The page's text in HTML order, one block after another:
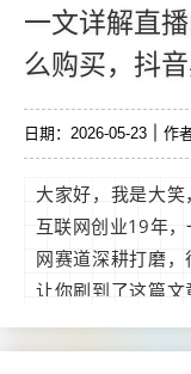
是所有推广者注
启副业变现的
码。...
一文详解直
么购买，抖
日期：2026-05-23 作
大家好，我是大笑
互联网创业19年
网赛道深耕打磨
让你刷到了这篇文
我的分享能改变你
少可以让你在互联